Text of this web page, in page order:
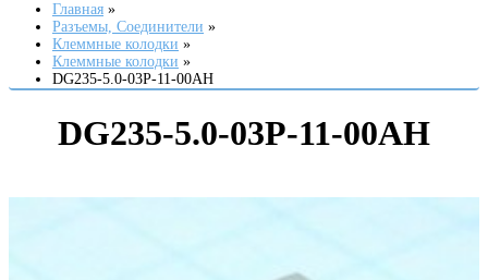
Главная
Разъемы, Соединители
Клеммные колодки
Клеммные колодки
DG235-5.0-03P-11-00AH
DG235-5.0-03P-11-00AH